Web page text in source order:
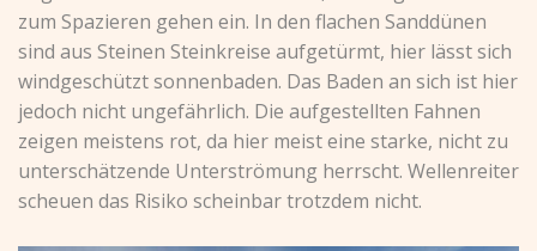
zum Spazieren gehen ein. In den flachen Sanddünen
sind aus Steinen Steinkreise aufgetürmt, hier lässt sich
windgeschützt sonnenbaden. Das Baden an sich ist hier
jedoch nicht ungefährlich. Die aufgestellten Fahnen
zeigen meistens rot, da hier meist eine starke, nicht zu
unterschätzende Unterströmung herrscht. Wellenreiter
scheuen das Risiko scheinbar trotzdem nicht.